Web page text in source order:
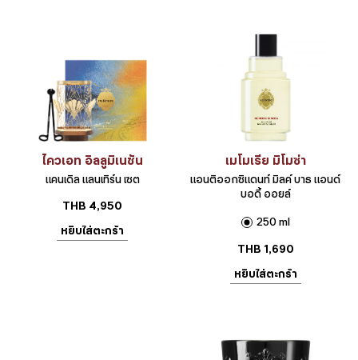
ไควเอท อิลลูมิเนชัน
แคนเดิล แลนเทิร์น เซต
THB 4,950
หยิบใส่ตะกร้า
เมโมเรีย มิโมซ่า
แอนติออกซิแดนท์ มิลค์ บาธ แอนด์
บอดี้ ออยล์
250 ml
THB 1,690
หยิบใส่ตะกร้า